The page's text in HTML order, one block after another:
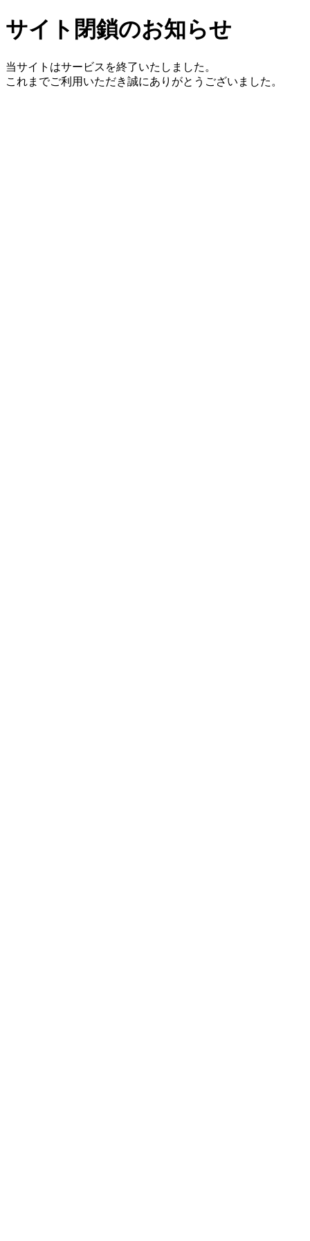
サイト閉鎖のお知らせ
当サイトはサービスを終了いたしました。
これまでご利用いただき誠にありがとうございました。